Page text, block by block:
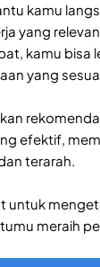
kamu
yang
kamu bisa
yang
efektif,
terarah.
untuk
meraih